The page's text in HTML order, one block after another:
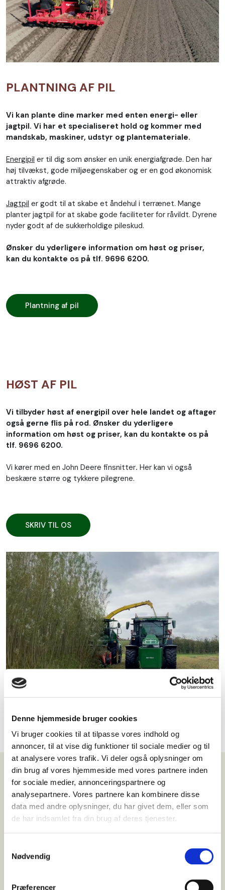
Denne hjemmeside bruger cookies
Vi bruger cookies til at tilpasse vores indhold og
annoncer, til at vise dig funktioner til sociale medier og til
at analysere vores trafik. Vi deler også oplysninger om
din brug af vores hjemmeside med vores partnere inden
for sociale medier, annonceringspartnere og
analysepartnere. Vores partnere kan kombinere disse
data med andre oplysninger, du har givet dem, eller som
de har indsamlet fra din brug af deres tjenester.
Nødvendig
Præferencer
PLANTNING AF PIL
Vi kan plante dine marker med enten energi- eller
jagtpil. Vi har et specialiseret hold og kommer med
mandskab, maskiner, udstyr og plantemateriale.
Energipil er til dig som ønsker en unik energiafgrøde. Den har
høj tilvækst, gode miljøegenskaber og er en god økonomisk
attraktiv afgrøde.
Jagtpil er godt til at skabe et åndehul i terrænet. Mange
planter jagtpil for at skabe gode faciliteter for råvildt. Dyrene
nyder godt af de sukkerholdige pileskud.
Ønsker du yderligere information om høst og priser,
kan du kontakte os på tlf. 9696 6200.
Plantning af pil
HØST AF PIL
Vi tilbyder høst af energipil over hele landet og aftager
også gerne flis på rod. Ønsker du yderligere
information om høst og priser, kan du kontakte os på
tlf. 9696 6200.
Vi kører med en John Deere finsnitter. Her kan vi også
beskære større og tykkere pilegrene.
SKRIV TIL OS